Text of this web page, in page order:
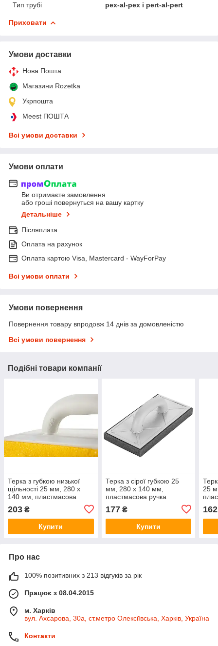
Тип трубі pex-al-pex i pert-al-pert
Приховати
Умови доставки
Нова Пошта
Магазини Rozetka
Укрпошта
Meest ПОШТА
Всі умови доставки
Умови оплати
Ви отримаєте замовлення
або гроші повернуться на вашу картку
Детальніше
Післяплата
Оплата на рахунок
Оплата картою Visa, Mastercard - WayForPay
Всі умови оплати
Умови повернення
Повернення товару впродовж 14 днів за домовленістю
Всі умови повернення
Подібні товари компанії
Терка з губкою низької
щільності 25 мм, 280 x
140 мм, пластмасова
203 ₴
Купити
Терка з сірої губкою 25
мм, 280 x 140 мм,
пластмасова ручка
177₴
Купити
25
162
Про нас
100% позитивних з 213 відгуків за рік
Працює з 08.04.2015
м. Харків
вул. Ахсарова, 30а, ст.метро Олексіївська, Харків, Україна
Контакти